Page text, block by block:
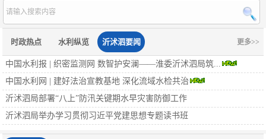
时政热点 水利纵览 沂沭泗要闻 更多>>
中国水利报 | 织密监测网 数智护安澜——淮委沂沭泗局筑...
中国水利网 | 建好法治宣教基地 深化流域水检共治
沂沭泗局部署“八上”防汛关键期水早灾害防御工作
沂沭泗局举办学习贯彻习近平党建思想专题读书班